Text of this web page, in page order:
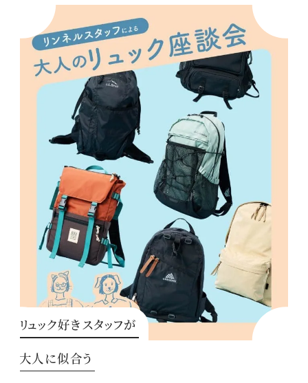
リュック好きスタッフが
大人に似合う